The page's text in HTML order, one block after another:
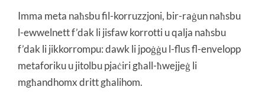
Imma meta naħsbu fil-korruzzjoni, bir-raġun naħsbu
l-ewwelnett f’dak li jisfaw korrotti u qalja naħsbu
f’dak li jikkorrompu: dawk li jpoġġu l-flus fl-envelopp
metaforiku u jitolbu pjaċiri għall-ħwejjeġ li
mgħandhomx dritt għalihom.